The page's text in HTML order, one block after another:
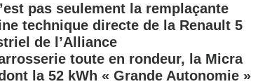
pas seulement la remplaçante
technique directe de la Renault 5
de l’Alliance
toute en rondeur, la Micra
la 52 kWh « Grande Autonomie »